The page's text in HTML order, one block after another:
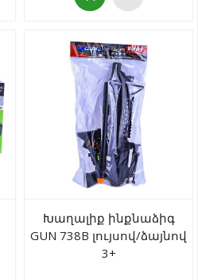
Խաղալիք ինքնաձիգ
GUN 738B լույսով/ձայնով
3+